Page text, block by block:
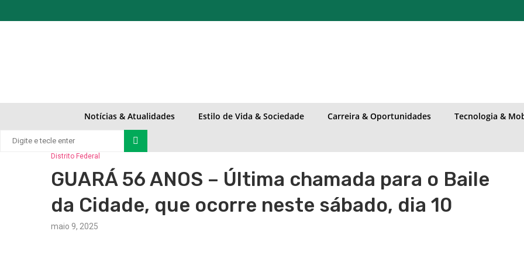
Notícias & Atualidades Estilo de Vida & Sociedade Carreira & Oportunidades Tecnologia &
Distrito Federal
GUARÁ 56 ANOS – Última chamada para o Baile
da Cidade, que ocorre neste sábado, dia 10
maio 9, 2025